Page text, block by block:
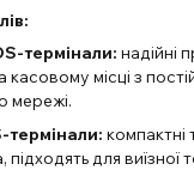
термінали: надійні
місці з
мережі.
термінали: компактні
для виїзної